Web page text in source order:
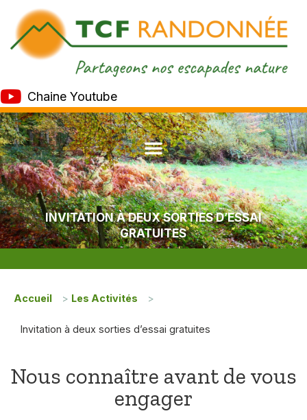
Chaine Youtube
INVITATION À DEUX SORTIES D’ESSAI
GRATUITES
Accueil > Les Activités >
Invitation à deux sorties d’essai gratuites
Nous connaître avant de vous
engager